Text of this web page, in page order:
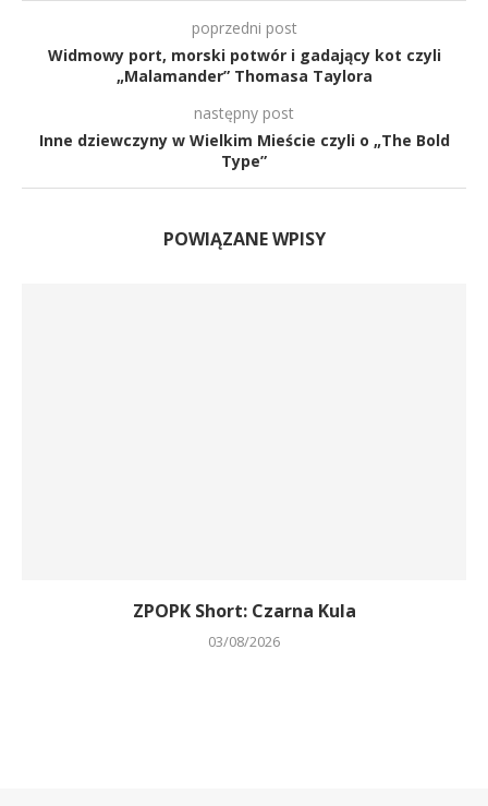
poprzedni post
Widmowy port, morski potwór i gadający kot czyli
„Malamander” Thomasa Taylora
następny post
Inne dziewczyny w Wielkim Mieście czyli o „The Bold
Type”
POWIĄZANE WPISY
ZPOPK Short: Czarna Kula
03/08/2026